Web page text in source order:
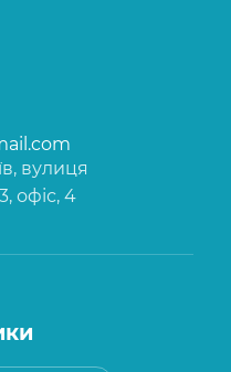
вулиця
офіс, 4